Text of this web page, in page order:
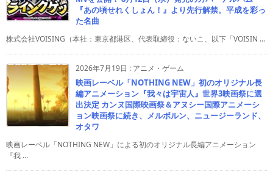
『あの頃せれくしょん！』より先行解禁。平成を彩っ
た名曲
株式会社VOISING（本社：東京都港区、代表取締役：ないこ、以下「VOISIN ...
2026年7月19日 : アニメ・ゲーム
映画レーベル「NOTHING NEW」初のオリジナル長
編アニメーション『我々は宇宙人』世界3映画祭に選
出決定 カンヌ国際映画祭＆アヌシー国際アニメーシ
ョン映画祭に続き、メルボルン、ニュージーランド、
オタワ
映画レーベル「NOTHING NEW」による初のオリジナル長編アニメーション
『我 ...